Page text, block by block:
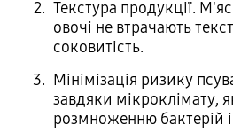
Текстура продукції.
овочі не втрачають
соковитість.
Мінімізація ризику
завдяки мікроклімату,
розмноженню бактерій і